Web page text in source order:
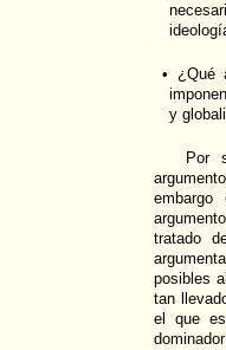
• ¿Qué
y
Por
tratado
posibles
tan
el que